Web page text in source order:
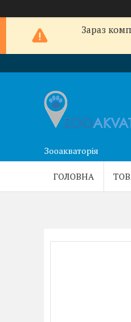
Зараз
Зооакваторія
ГОЛОВНА